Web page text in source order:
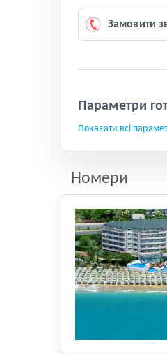
Замовити
Параметри
Показати всі
Номери